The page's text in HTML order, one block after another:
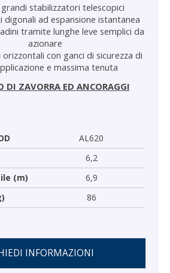
stabilizzatori telescopici
digonali ad espansione istantanea
tramite lunghe leve semplici da
azionare
con ganci di sicurezza di
e massima tenuta
DI ZAVORRA ED ANCORAGGI
AL620
6,2
(m)
6,9
86
INFORMAZIONI